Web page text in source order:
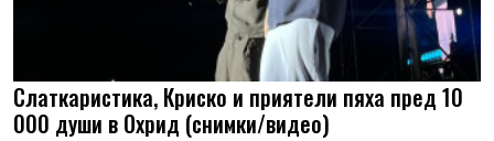
Слаткаристика, Криско и приятели пяха пред 10
000 души в Охрид (снимки/видео)